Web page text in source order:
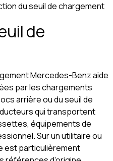
du seuil de chargement
de
Mercedes-Benz aide
par les chargements
arrière ou du seuil de
qui transportent
équipements de
Sur un utilitaire ou
est particulièrement